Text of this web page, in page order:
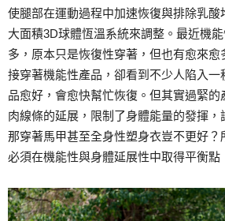
使腿部在運動過程中加速恢復與排除乳
大面積3D球體恆溫系統來調整。最近機
多，原本只是恢復性穿著，但也有愈來愈
接穿著機能性產品，卻看到不少人陷入
品愈好，會愈快幫忙恢復。但其實過緊
肉線條的延展，限制了身體能量的發揮，
那穿著馬甲甚至全身性塑身衣豈不更好
必須在機能性與身體延展性中取得平衡點